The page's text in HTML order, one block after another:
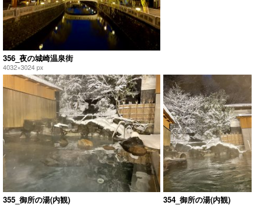
356_夜の城崎温泉街
4032×3024 px
355_御所の湯(内観) 354_御所の湯(内観)